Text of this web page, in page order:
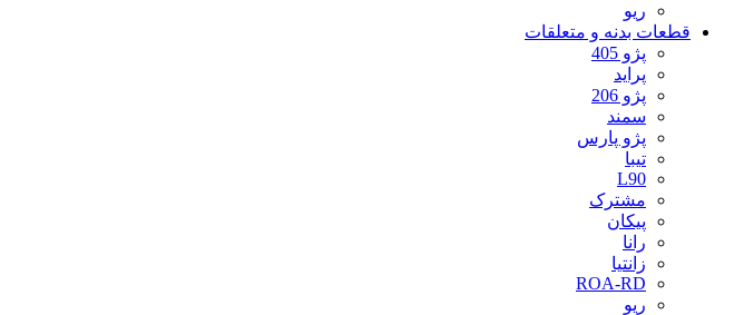
ریو
قطعات بدنه و متعلقات
پژو 405
پراید
پژو 206
سمند
پژو پارس
تیبا
L90
مشترک
پیکان
رانا
زانتیا
ROA-RD
ریو